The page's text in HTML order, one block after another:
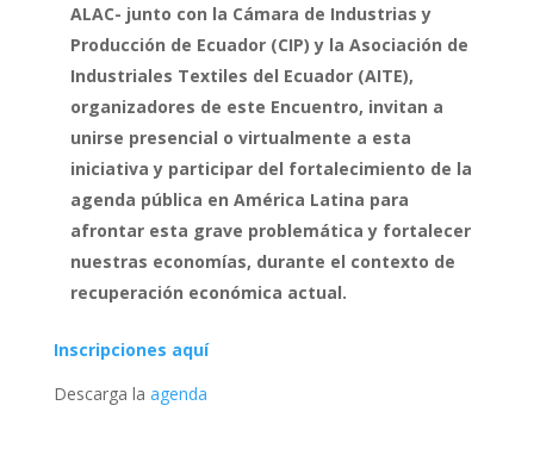
ALAC- junto con la Cámara de Industrias y
Producción de Ecuador (CIP) y la Asociación de
Industriales Textiles del Ecuador (AITE),
organizadores de este Encuentro, invitan a
unirse presencial o virtualmente a esta
iniciativa y participar del fortalecimiento de la
agenda pública en América Latina para
afrontar esta grave problemática y fortalecer
nuestras economías, durante el contexto de
recuperación económica actual.
Inscripciones aquí
Descarga la agenda